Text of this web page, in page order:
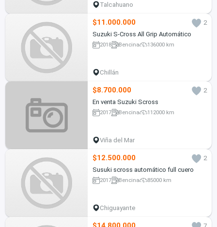
Talcahuano
$11.000.000
2
Suzuki S-Cross All Grip Automático
2018 Bencina 136000 km
Chillán
$8.700.000
2
En venta Suzuki Scross
2017 Bencina 112000 km
Viña del Mar
$12.500.000
2
Susuki scross automático full cuero
2017 Bencina 85000 km
Chiguayante